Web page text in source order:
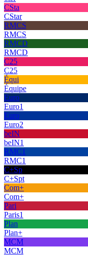
CSta
CStar
RMCS
RMCS
RMCD
RMCD
C25
C25
Équi
Équipe
Euro
Euro1
Euro
Euro2
beIN
beIN1
RMC1
RMC1
C+Sp
C+Spt
Com+
Com+
Pari
Paris1
Plan
Plan+
MCM
MCM